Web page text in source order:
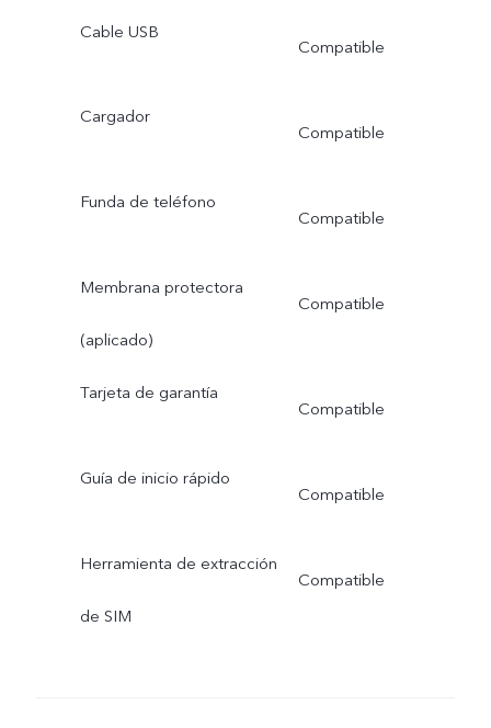
Cable USB
Compatible
Cargador
Compatible
Funda de teléfono
Compatible
Membrana protectora
(aplicado)
Compatible
Tarjeta de garantía
Compatible
Guía de inicio rápido
Compatible
Herramienta de extracción
de SIM
Compatible